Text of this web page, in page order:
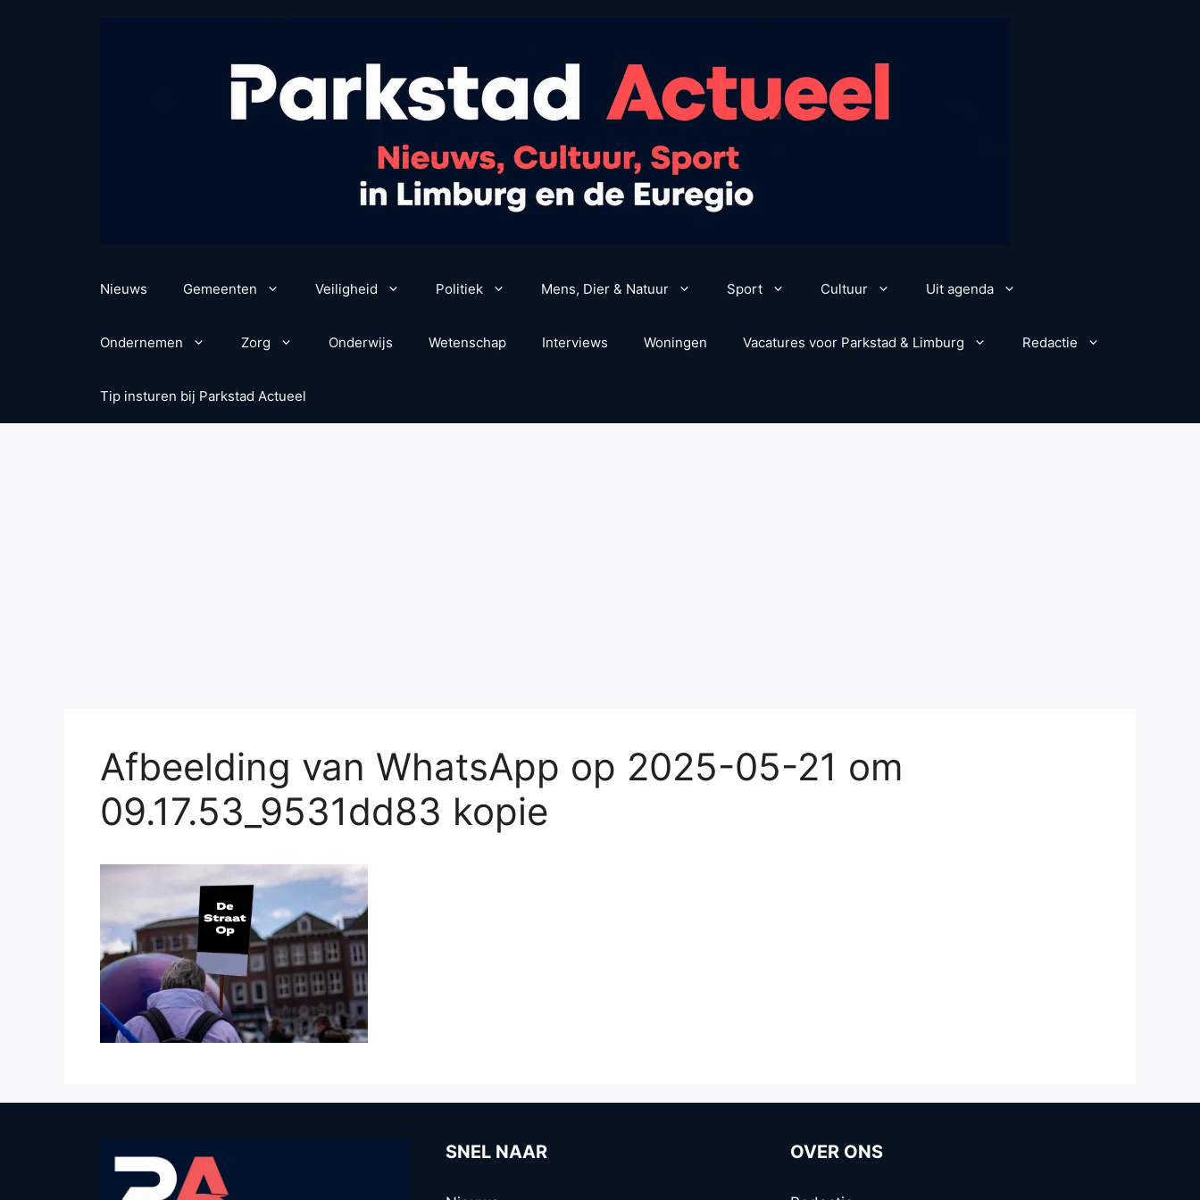
Nieuws Gemeenten Veiligheid Politiek Mens, Dier & Natuur Sport Cultuur Uit agenda
Ondernemen Zorg Onderwijs Wetenschap Interviews Woningen Vacatures voor Parkstad & Limburg Redactie
Tip insturen bij Parkstad Actueel
Afbeelding van WhatsApp op 2025-05-21 om
09.17.53_9531dd83 kopie
SNEL NAAR OVER ONS